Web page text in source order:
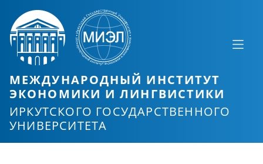
МЕЖДУНАРОДНЫЙ ИНСТИТУТ
ЭКОНОМИКИ И ЛИНГВИСТИКИ
ИРКУТСКОГО ГОСУДАРСТВЕННОГО
УНИВЕРСИТЕТА